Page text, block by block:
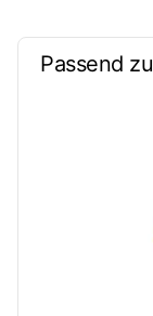
Passend zu